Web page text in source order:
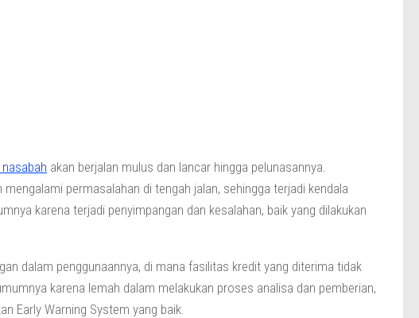
akan berjalan mulus dan lancar hingga pelunasannya.
permasalahan di tengah jalan, sehingga terjadi kendala
karena terjadi penyimpangan dan kesalahan, baik yang dilakukan
dalam penggunaannya, di mana fasilitas kredit yang diterima tidak
karena lemah dalam melakukan proses analisa dan pemberian,
Early Warning System yang baik.